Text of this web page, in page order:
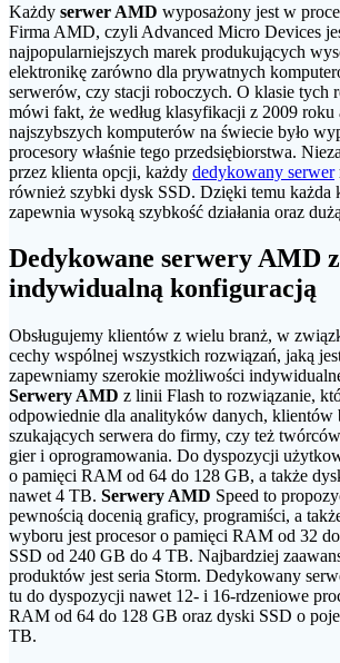
Każdy serwer AMD wyposażony jest w
Firma AMD, czyli Advanced Micro Devices
najpopularniejszych marek produkujących
elektronikę zarówno dla prywatnych
serwerów, czy stacji roboczych. O klasie tych
mówi fakt, że według klasyfikacji z 2009 roku
najszybszych komputerów na świecie było
procesory właśnie tego przedsiębiorstwa.
przez klienta opcji, każdy dedykowany serwer
również szybki dysk SSD. Dzięki temu każda
zapewnia wysoką szybkość działania oraz
Dedykowane serwery AMD z
indywidualną konfiguracją
Obsługujemy klientów z wielu branż, w
cechy wspólnej wszystkich rozwiązań, jaką
zapewniamy szerokie możliwości
Serwery AMD z linii Flash to rozwiązanie,
odpowiednie dla analityków danych, klientów
szukających serwera do firmy, czy też
gier i oprogramowania. Do dyspozycji
o pamięci RAM od 64 do 128 GB, a także
nawet 4 TB. Serwery AMD Speed to
pewnością docenią graficy, programiści, a
wyboru jest procesor o pamięci RAM od 32
SSD od 240 GB do 4 TB. Najbardziej
produktów jest seria Storm. Dedykowany
tu do dyspozycji nawet 12- i 16-rdzeniowe
RAM od 64 do 128 GB oraz dyski SSD o
TB.